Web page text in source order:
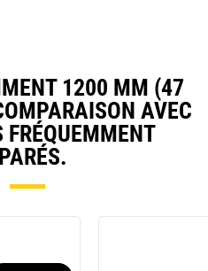
1200 MM (47
AVEC
FRÉQUEMMENT